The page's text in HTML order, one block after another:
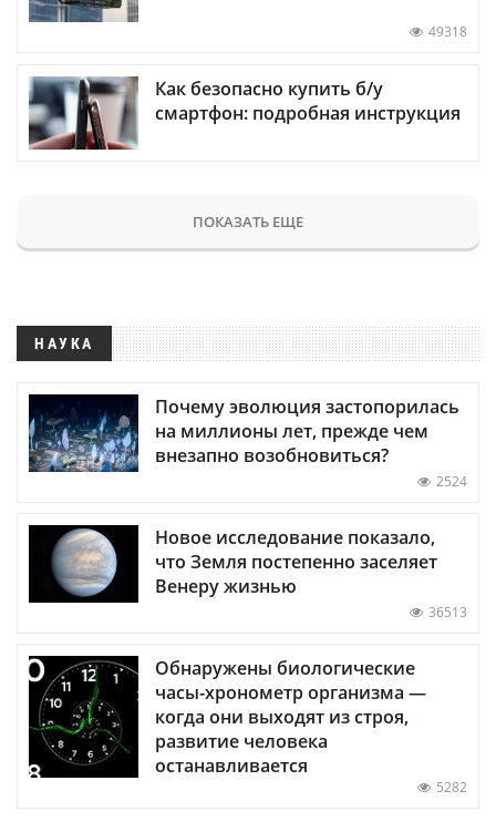
49318
Как безопасно купить б/у
смартфон: подробная инструкция
ПОКАЗАТЬ ЕЩЕ
НАУКА
Почему эволюция застопорилась
на миллионы лет, прежде чем
внезапно возобновиться?
2524
Новое исследование показало,
что Земля постепенно заселяет
Венеру жизнью
36513
Обнаружены биологические
часы-хронометр организма —
когда они выходят из строя,
развитие человека
останавливается
5282